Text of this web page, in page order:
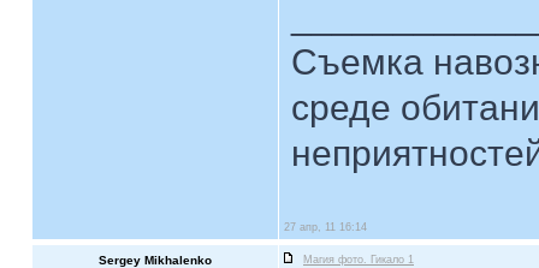
Съемка
среде
27 апр, 11 16:14
Sergey Mikhalenko Магия фото. Гикало 1